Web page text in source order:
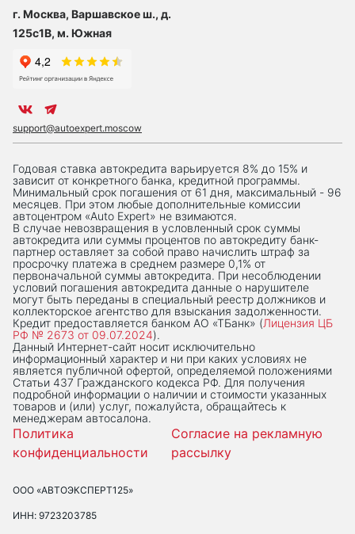
г. Москва, Варшавское ш., д.
125с1В, м. Южная
support@autoexpert.moscow
Годовая ставка автокредита варьируется 8% до 15% и
зависит от конкретного банка, кредитной программы.
Минимальный срок погашения от 61 дня, максимальный - 96
месяцев. При этом любые дополнительные комиссии
автоцентром «Auto Expert» не взимаются.
В случае невозвращения в условленный срок суммы
автокредита или суммы процентов по автокредиту банк-
партнер оставляет за собой право начислить штраф за
просрочку платежа в среднем размере 0,1% от
первоначальной суммы автокредита. При несоблюдении
условий погашения автокредита данные о нарушителе
могут быть переданы в специальный реестр должников и
коллекторское агентство для взыскания задолженности.
Кредит предоставляется банком АО «ТБанк» (Лицензия ЦБ
РФ № 2673 от 09.07.2024).
Данный Интернет-сaйт носит исключительно
информационный характер и ни при каких условиях не
является публичной офертой, определяемой положениями
Статьи 437 Гражданского кодекса РФ. Для получения
подробной информации о наличии и стоимости указанных
товаров и (или) услуг, пожалуйста, обращайтесь к
менеджерам автосалона.
Политика
конфиденциальности
Согласие на рекламную
рассылку
ООО «АВТОЭКСПЕРТ125»
ИНН: 9723203785